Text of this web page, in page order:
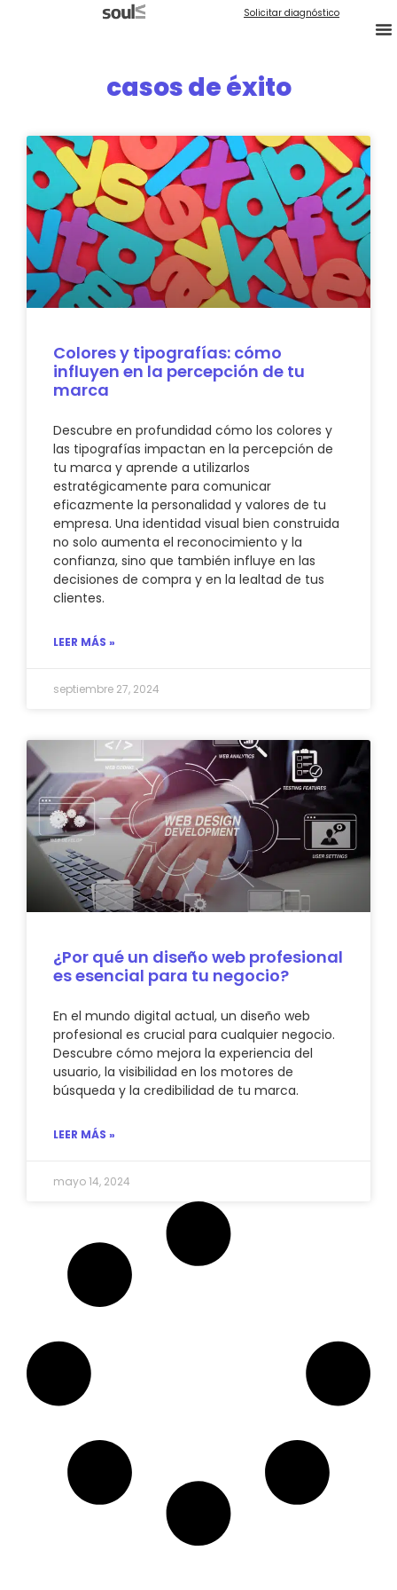
Solicitar diagnóstico
casos de éxito
Colores y tipografías: cómo
influyen en la percepción de tu
marca
Descubre en profundidad cómo los colores y
las tipografías impactan en la percepción de
tu marca y aprende a utilizarlos
estratégicamente para comunicar
eficazmente la personalidad y valores de tu
empresa. Una identidad visual bien construida
no solo aumenta el reconocimiento y la
confianza, sino que también influye en las
decisiones de compra y en la lealtad de tus
clientes.
LEER MÁS »
septiembre 27, 2024
¿Por qué un diseño web profesional
es esencial para tu negocio?
En el mundo digital actual, un diseño web
profesional es crucial para cualquier negocio.
Descubre cómo mejora la experiencia del
usuario, la visibilidad en los motores de
búsqueda y la credibilidad de tu marca.
LEER MÁS »
mayo 14, 2024